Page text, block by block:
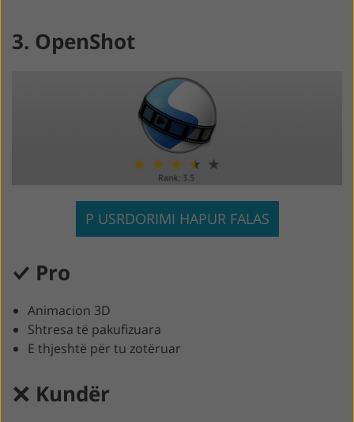
3. OpenShot
P USRDORIMI HAPUR FALAS
Pro
Animacion 3D
Shtresa të pakufizuara
E thjeshtë për tu zotëruar
Kundër